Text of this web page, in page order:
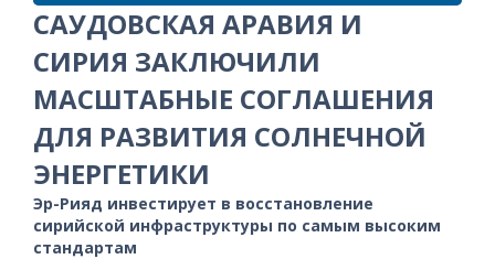
САУДОВСКАЯ АРАВИЯ И
СИРИЯ ЗАКЛЮЧИЛИ
МАСШТАБНЫЕ СОГЛАШЕНИЯ
ДЛЯ РАЗВИТИЯ СОЛНЕЧНОЙ
ЭНЕРГЕТИКИ
Эр-Рияд инвестирует в восстановление
сирийской инфраструктуры по самым высоким
стандартам